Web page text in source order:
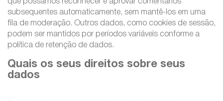
que possamos reconhecer e aprovar comentários
subsequentes automaticamente, sem mantê-los em uma
fila de moderação. Outros dados, como cookies de sessão,
podem ser mantidos por períodos variáveis conforme a
política de retenção de dados.
Quais os seus direitos sobre seus
dados